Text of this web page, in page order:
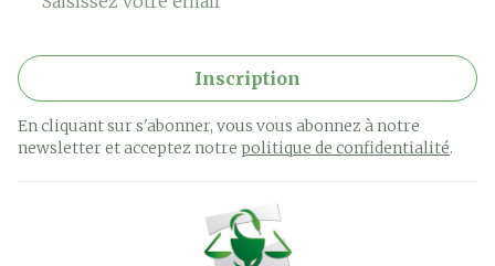
Inscription
En cliquant sur s'abonner, vous vous abonnez à notre
newsletter et acceptez notre politique de confidentialité.